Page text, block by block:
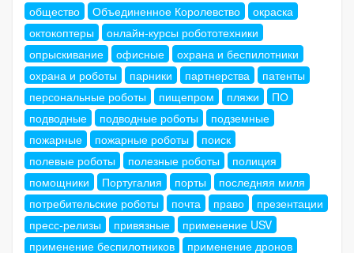
общество
Объединенное Королевство
окраска
октокоптеры
онлайн-курсы робототехники
опрыскивание
офисные
охрана и беспилотники
охрана и роботы
парники партнерства
патенты
персональные роботы
пищепром пляжи
ПО
подводные
подводные роботы
подземные
пожарные
пожарные роботы
поиск
полевые роботы
полезные роботы
полиция
помощники
Португалия порты
последняя миля
потребительские роботы
почта право
презентации
пресс-релизы
привязные
применение USV
применение беспилотников
применение дронов